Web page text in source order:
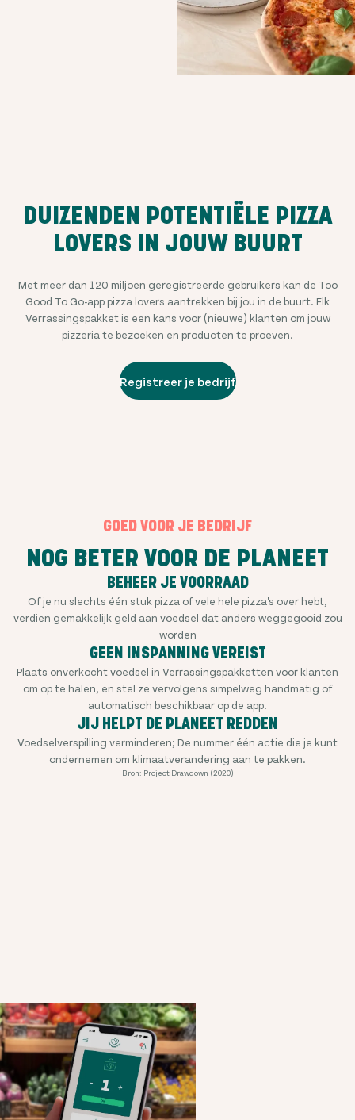
DUIZENDEN POTENTIËLE PIZZA
LOVERS IN JOUW BUURT
Met meer dan 120 miljoen geregistreerde gebruikers kan de Too
Good To Go-app pizza lovers aantrekken bij jou in de buurt. Elk
Verrassingspakket is een kans voor (nieuwe) klanten om jouw
pizzeria te bezoeken en producten te proeven.
Registreer je bedrijf
GOED VOOR JE BEDRIJF
NOG BETER VOOR DE PLANEET
BEHEER JE VOORRAAD
Of je nu slechts één stuk pizza of vele hele pizza's over hebt,
verdien gemakkelijk geld aan voedsel dat anders weggegooid zou
worden
GEEN INSPANNING VEREIST
Plaats onverkocht voedsel in Verrassingspakketten voor klanten
om op te halen, en stel ze vervolgens simpelweg handmatig of
automatisch beschikbaar op de app.
JIJ HELPT DE PLANEET REDDEN
Voedselverspilling verminderen; De nummer één actie die je kunt
ondernemen om klimaatverandering aan te pakken.
Bron: Project Drawdown (2020)